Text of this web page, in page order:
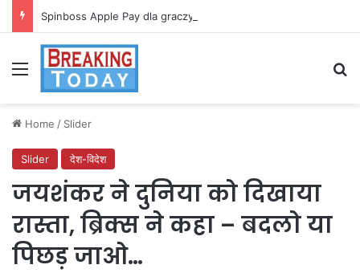
Spinboss Apple Pay dla graczy na iPhone
Menu
Home / Slider
Slider देश-विदेश
जयशंकर ने दुनिया को दिखाया
रास्ता, ब्रिक्स ने कहा – बदलो या
पिछड़ जाओ…